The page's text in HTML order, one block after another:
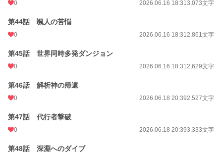
0 2026.06.16 18:313,073文字
第44話 颯人の苦悩
0 2026.06.16 18:312,861文字
第45話 世界同時多発ダンジョン
0 2026.06.16 18:312,629文字
第46話 解析神の帰還
0 2026.06.18 20:392,527文字
第47話 代行者撃破
0 2026.06.18 20:393,333文字
第48話 深淵へのダイブ